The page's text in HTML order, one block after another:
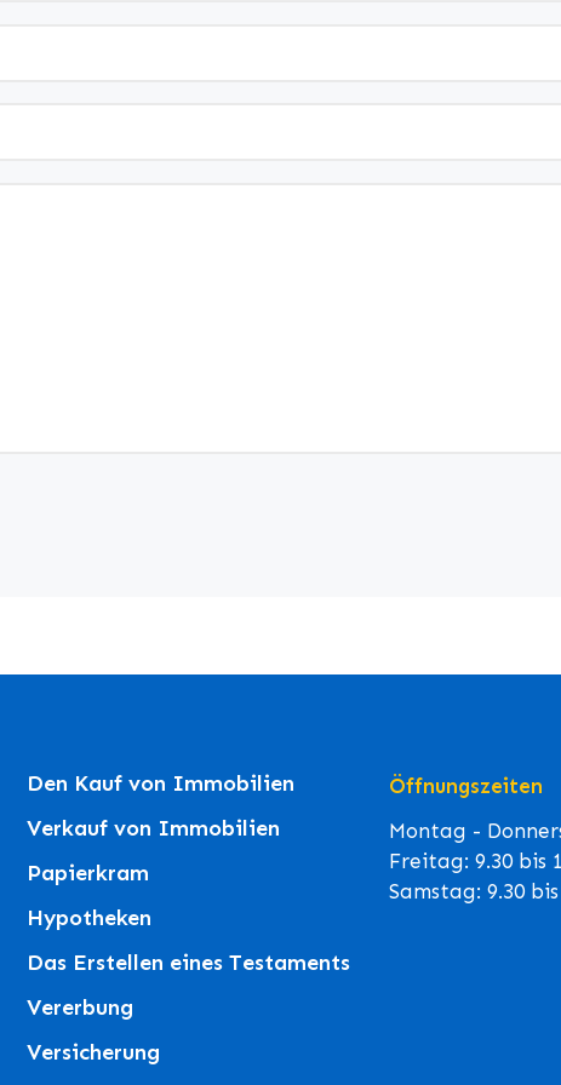
Den Kauf von Immobilien
Verkauf von Immobilien
Papierkram
Hypotheken
Das Erstellen eines Testaments
Vererbung
Versicherung
Öffnungszeiten
Montag -
Freitag: 9.30 bis
Samstag: 9.30